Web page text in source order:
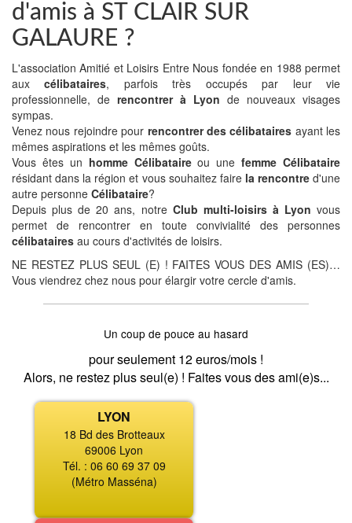
d'amis à ST CLAIR SUR
GALAURE ?
L'association Amitié et Loisirs Entre Nous fondée en 1988 permet
auxcélibataires, parfois très occupés par leur vie
professionnelle, de rencontrer à Lyon de nouveaux visages
sympas.
Venez nous rejoindre pour rencontrer des célibataires ayant les
mêmes aspirations et les mêmes goûts.
Vous êtes un homme Célibataireou unefemme Célibataire
résidant dans la région et vous souhaitez faire la rencontred'une
autre personne Célibataire?
Depuis plus de 20 ans, notre Club multi-loisirs à Lyon vous
permet de rencontrer en toute convivialité des personnes
célibataires au cours d'activités de loisirs.
NE RESTEZ PLUS SEUL (E) ! FAITES VOUS DES AMIS (ES)…
Vous viendrez chez nous pour élargir votre cercle d'amis.
Un coup de pouce au hasard
pour seulement 12 euros/mois !
Alors, ne restez plus seul(e) ! Faites vous des ami(e)s...
LYON
18 Bd des Brotteaux
69006 Lyon
Tél. : 06 60 69 37 09
(Métro Masséna)